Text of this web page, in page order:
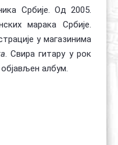
Србије. Од 2005.
марака Србије.
у магазинима
. Свира гитару у рок
албум.